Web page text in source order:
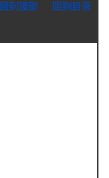
回到顶部 回到目录